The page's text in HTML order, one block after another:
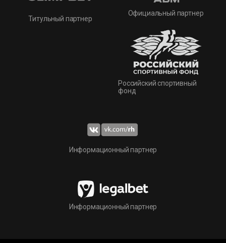
Титульный партнер
Официальный партнер
Российский спортивный
фонд
Информационный партнер
Информационный партнер